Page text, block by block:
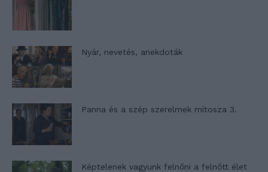
Nyár, nevetés, anekdoták
Panna és a szép szerelmek mítosza 3.
Képtelenek vagyunk felnőni a felnőtt élet